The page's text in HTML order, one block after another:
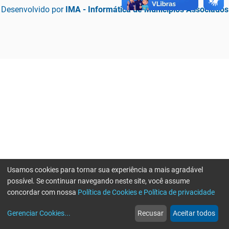
Desenvolvido por IMA - Informática de Municípios Associados
web
Notícias
more_horiz
Mais
Usamos cookies para tornar sua experiência a mais agradável
possível. Se continuar navegando neste site, você assume
concordar com nossa Política de Cookies e Política de privacidade
Gerenciar Cookies... Recusar Aceitar todos
Erro ao enviar informações, por favor tente novamente